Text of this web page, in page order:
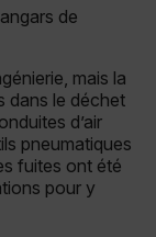
de
mais la
dans le déchet
d’air
pneumatiques
fuites ont été
pour y